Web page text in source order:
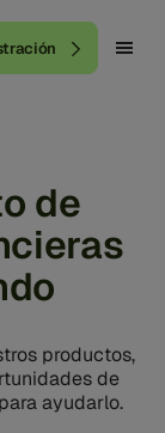
de
productos,
de
ayudarlo.